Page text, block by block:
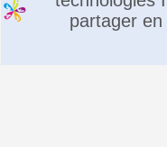
partager